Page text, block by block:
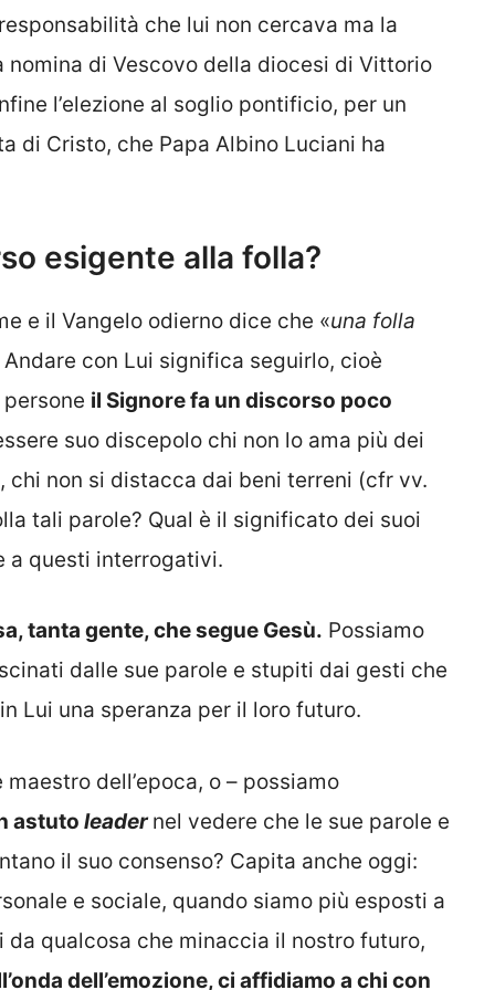
che lui non cercava ma la
di Vescovo della diocesi di Vittorio
l’elezione al soglio pontificio, per un
di Cristo, che Papa Albino Luciani ha
esigente alla folla?
e il Vangelo odierno dice che «una folla
Andare con Lui significa seguirlo, cioè
il Signore fa un discorso poco
suo discepolo chi non lo ama più dei
non si distacca dai beni terreni (cfr vv.
tali parole? Qual è il significato dei suoi
a questi interrogativi.
tanta gente, che segue Gesù. Possiamo
dalle sue parole e stupiti dai gesti che
Lui una speranza per il loro futuro.
dell’epoca, o – possiamo
astuto leadernel vedere che le sue parole e
il suo consenso? Capita anche oggi:
e sociale, quando siamo più esposti a
qualcosa che minaccia il nostro futuro,
dell’emozione, ci affidiamo a chi con